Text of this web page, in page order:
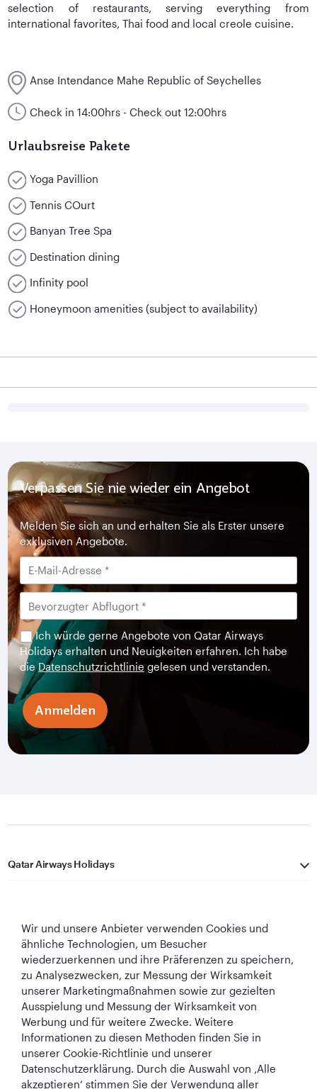
selection of restaurants, serving everything from
international favorites, Thai food and local creole cuisine.
Anse Intendance Mahe Republic of Seychelles
Check in 14:00hrs - Check out 12:00hrs
Urlaubsreise Pakete
Yoga Pavillion
Tennis COurt
Banyan Tree Spa
Destination dining
Infinity pool
Honeymoon amenities (subject to availability)
Verpassen Sie nie wieder ein Angebot
Melden Sie sich an und erhalten Sie als Erster unsere
exklusiven Angebote.
Ich würde gerne Angebote von Qatar Airways
Holidays erhalten und Neuigkeiten erfahren. Ich habe
dieDatenschutzrichtlinie gelesen und verstanden.
Anmelden
Qatar Airways Holidays
In Verbindung bleiben
Middle East
World's Best
Airline
World's Best
Business Class
Lounge
Wir und unsere Anbieter verwenden Cookies und
ähnliche Technologien, um Besucher
wiederzuerkennen und ihre Präferenzen zu speichern,
zu Analysezwecken, zur Messung der Wirksamkeit
unserer Marketingmaßnahmen sowie zur gezielten
Ausspielung und Messung der Wirksamkeit von
Werbung und für weitere Zwecke. Weitere
Informationen zu diesen Methoden finden Sie in
unserer Cookie‑Richtlinie und unserer
Datenschutzerklärung. Durch die Auswahl von ‚Alle
akzeptieren‘ stimmen Sie der Verwendung aller